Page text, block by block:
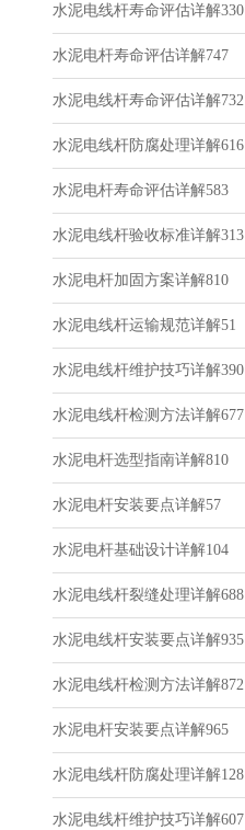
水泥电线杆寿命评估详解330
水泥电杆寿命评估详解747
水泥电线杆寿命评估详解732
水泥电线杆防腐处理详解616
水泥电杆寿命评估详解583
水泥电线杆验收标准详解313
水泥电杆加固方案详解810
水泥电线杆运输规范详解51
水泥电线杆维护技巧详解390
水泥电线杆检测方法详解677
水泥电杆选型指南详解810
水泥电杆安装要点详解57
水泥电杆基础设计详解104
水泥电线杆裂缝处理详解688
水泥电线杆安装要点详解935
水泥电线杆检测方法详解872
水泥电杆安装要点详解965
水泥电线杆防腐处理详解128
水泥电线杆维护技巧详解607